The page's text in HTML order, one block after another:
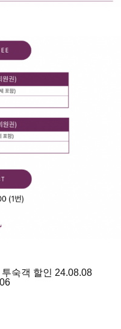
숙객 할인 24.08.08